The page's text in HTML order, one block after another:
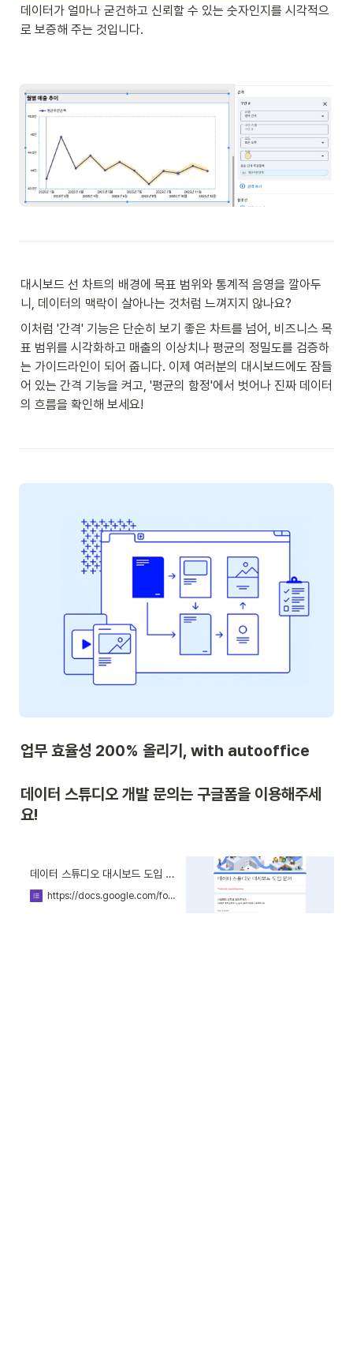
데이터가 얼마나 굳건하고 신뢰할 수 있는 숫자인지를 시각적으
로 보증해 주는 것입니다.
대시보드 선 차트의 배경에 목표 범위와 통계적 음영을 깔아두
니, 데이터의 맥락이 살아나는 것처럼 느껴지지 않나요?
이처럼 '간격' 기능은 단순히 보기 좋은 차트를 넘어, 비즈니스 목
표 범위를 시각화하고 매출의 이상치나 평균의 정밀도를 검증하
는 가이드라인이 되어 줍니다. 이제 여러분의 대시보드에도 잠들
어 있는 간격 기능을 켜고, '평균의 함정'에서 벗어나 진짜 데이터
의 흐름을 확인해 보세요!
업무 효율성 200% 올리기, with autooffice
데이터 스튜디오 개발 문의는 구글폼을 이용해주세
요!
데이터 스튜디오 대시보드 도입 문의
https://docs.google.com/forms/d/e/1FAIpQLSfh9CSxm4aKG4Rhh6Xdh7Y6p5e_8ZhwWS_ryvxGOeQVIpmaRw/viewform